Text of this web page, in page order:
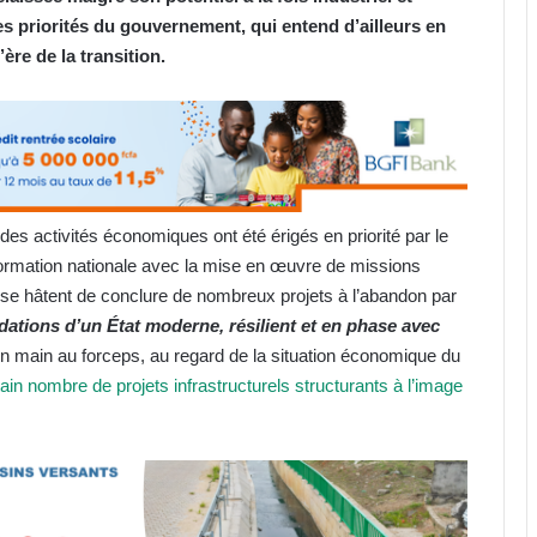
priorités du gouvernement, qui entend d’ailleurs en
de la transition.
activités économiques ont été érigés en priorité par le
nationale avec la mise en œuvre de missions
hâtent de conclure de nombreux projets à l’abandon par
d’un État moderne, résilient et en phase avec
main au forceps, au regard de la situation économique du
nombre de projets infrastructurels structurants à l’image